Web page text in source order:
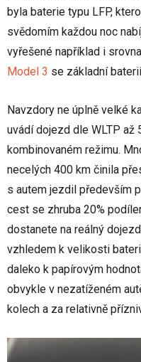
byla baterie typu LFP,
svědomím každou noc
vyřešené například i
Model 3 se základní
Navzdory ne úplně velké
uvádí dojezd dle WLTP až
kombinovaném režimu.
necelých 400 km činila
s autem jezdil především
cest se zhruba 20%
dostanete na reálný
vzhledem k velikosti
daleko k papírovým
obvykle v nezatíženém
kolech a za relativně